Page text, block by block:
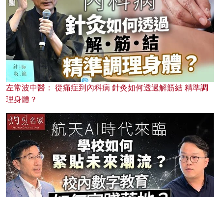
左常波中醫： 從痛症到內科病 針灸如何透過解筋結 精準調
理身體？